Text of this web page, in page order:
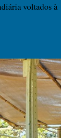
voltados à